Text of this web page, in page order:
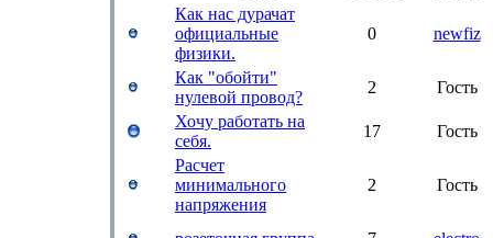
Как нас дурачат
официальные
физики.
0 newfiz
Как "обойти"
нулевой провод?
2
Гость
Хочу работать на
себя.
17
Гость
Расчет
минимального
напряжения
2 Гость